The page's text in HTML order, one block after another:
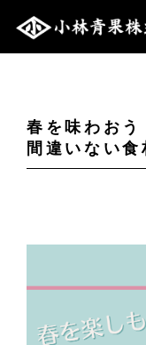
春を味わおう
間違いない